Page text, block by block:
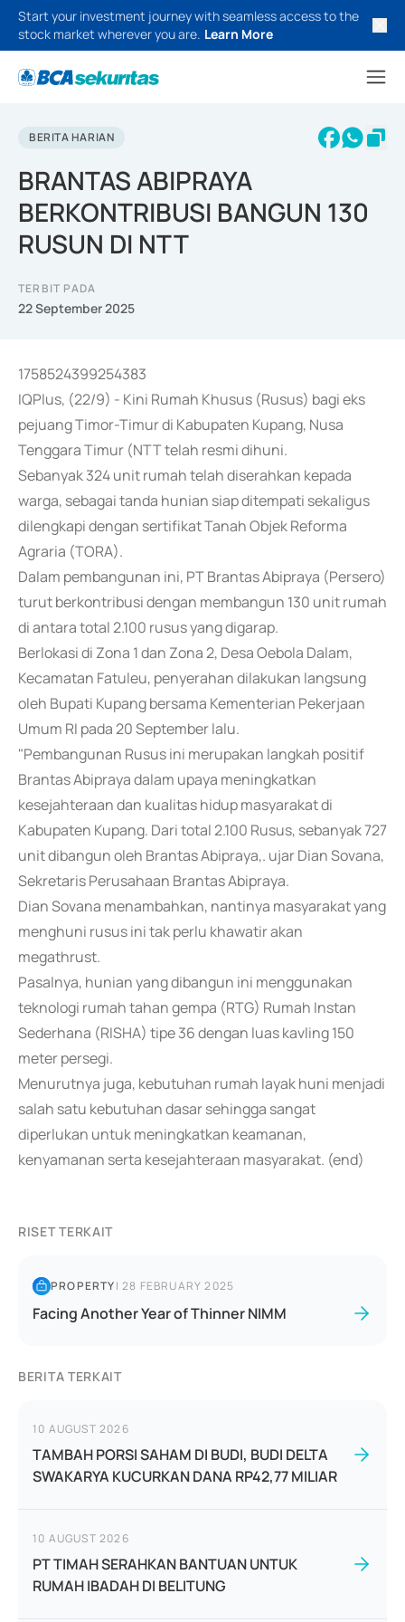
Start your investment journey with seamless access to the
stock market wherever you are. Learn More
BERITA HARIAN
BRANTAS ABIPRAYA
BERKONTRIBUSI BANGUN 130
RUSUN DI NTT
TERBIT PADA
22 September 2025
1758524399254383
IQPlus, (22/9) - Kini Rumah Khusus (Rusus) bagi eks
pejuang Timor-Timur di Kabupaten Kupang, Nusa
Tenggara Timur (NTT telah resmi dihuni.
Sebanyak 324 unit rumah telah diserahkan kepada
warga, sebagai tanda hunian siap ditempati sekaligus
dilengkapi dengan sertifikat Tanah Objek Reforma
Agraria (TORA).
Dalam pembangunan ini, PT Brantas Abipraya (Persero)
turut berkontribusi dengan membangun 130 unit rumah
di antara total 2.100 rusus yang digarap.
Berlokasi di Zona 1 dan Zona 2, Desa Oebola Dalam,
Kecamatan Fatuleu, penyerahan dilakukan langsung
oleh Bupati Kupang bersama Kementerian Pekerjaan
Umum RI pada 20 September lalu.
"Pembangunan Rusus ini merupakan langkah positif
Brantas Abipraya dalam upaya meningkatkan
kesejahteraan dan kualitas hidup masyarakat di
Kabupaten Kupang. Dari total 2.100 Rusus, sebanyak 727
unit dibangun oleh Brantas Abipraya,. ujar Dian Sovana,
Sekretaris Perusahaan Brantas Abipraya.
Dian Sovana menambahkan, nantinya masyarakat yang
menghuni rusus ini tak perlu khawatir akan
megathrust.
Pasalnya, hunian yang dibangun ini menggunakan
teknologi rumah tahan gempa (RTG) Rumah Instan
Sederhana (RISHA) tipe 36 dengan luas kavling 150
meter persegi.
Menurutnya juga, kebutuhan rumah layak huni menjadi
salah satu kebutuhan dasar sehingga sangat
diperlukan untuk meningkatkan keamanan,
kenyamanan serta kesejahteraan masyarakat. (end)
RISET TERKAIT
PROPERTY|28 FEBRUARY 2025
Facing Another Year of Thinner NIMM
BERITA TERKAIT
10 AUGUST 2026
TAMBAH PORSI SAHAM DI BUDI, BUDI DELTA
SWAKARYA KUCURKAN DANA RP42,77 MILIAR
10 AUGUST 2026
PT TIMAH SERAHKAN BANTUAN UNTUK
RUMAH IBADAH DI BELITUNG